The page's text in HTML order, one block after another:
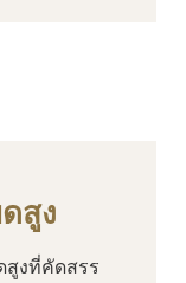
สูง
สูงที่คัดสรร